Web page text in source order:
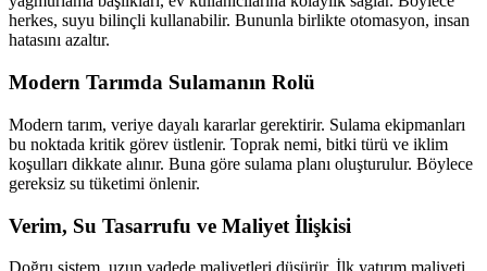
herkes, suyu bilinçli kullanabilir. Bununla birlikte otomasyon, insan
hatasını azaltır.
Modern Tarımda Sulamanın Rolü
Modern tarım, veriye dayalı kararlar gerektirir. Sulama ekipmanları
bu noktada kritik görev üstlenir. Toprak nemi, bitki türü ve iklim
koşulları dikkate alınır. Buna göre sulama planı oluşturulur. Böylece
gereksiz su tüketimi önlenir.
Verim, Su Tasarrufu ve Maliyet İlişkisi